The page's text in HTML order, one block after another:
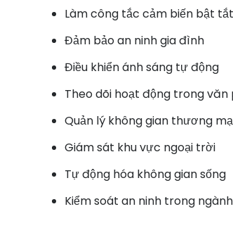
Làm công tắc cảm biến bật
Đảm bảo an ninh gia đình
Điều khiển ánh sáng tự động
Theo dõi hoạt động trong văn
Quản lý không gian thương
Giám sát khu vực ngoại trời
Tự động hóa không gian sống
Kiểm soát an ninh trong